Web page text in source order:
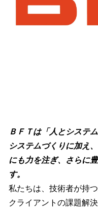
ＢＦＴは「人とシステ
システムづくりに加え
にも力を注ぎ、さらに
す。
私たちは、技術者が持
クライアントの課題解